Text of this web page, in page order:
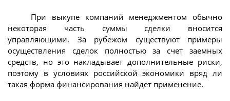
При выкупе компаний менеджментом обычно
некоторая часть суммы сделки вносится
управляющими. За рубежом существуют примеры
осуществления сделок полностью за счет заемных
средств, но это накладывает дополнительные риски,
поэтому в условиях российской экономики вряд ли
такая форма финансирования найдет применение.